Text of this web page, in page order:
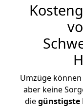
Umzüge
aber keine
diegünstigste